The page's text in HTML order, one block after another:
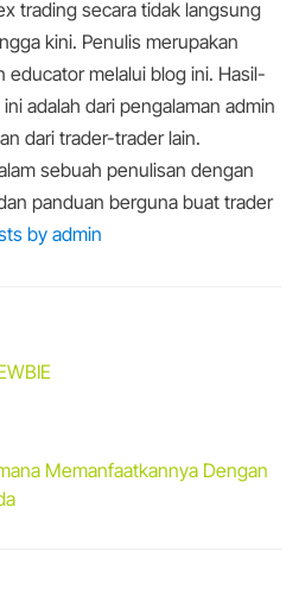
trading secara tidak langsung
kini. Penulis merupakan
melalui blog ini. Hasil-
adalah dari pengalaman admin
dari trader-trader lain.
sebuah penulisan dengan
panduan berguna buat trader
by admin
Memanfaatkannya Dengan